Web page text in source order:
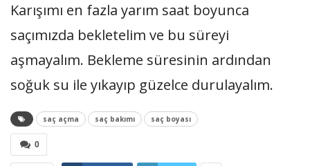
Karışımı en fazla yarım saat boyunca
saçımızda bekletelim ve bu süreyi
aşmayalım. Bekleme süresinin ardından
soğuk su ile yıkayıp güzelce durulayalım.
saç açma saç bakımı saç boyası
0